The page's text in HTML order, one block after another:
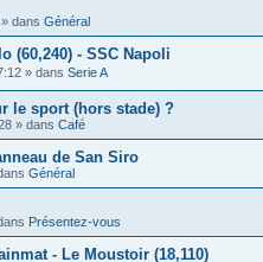
» dans Général
(60,240) - SSC Napoli
» dans Serie A
le sport (hors stade) ?
» dans Café
de San Siro
Général
Présentez-vous
- Le Moustoir (18,110)